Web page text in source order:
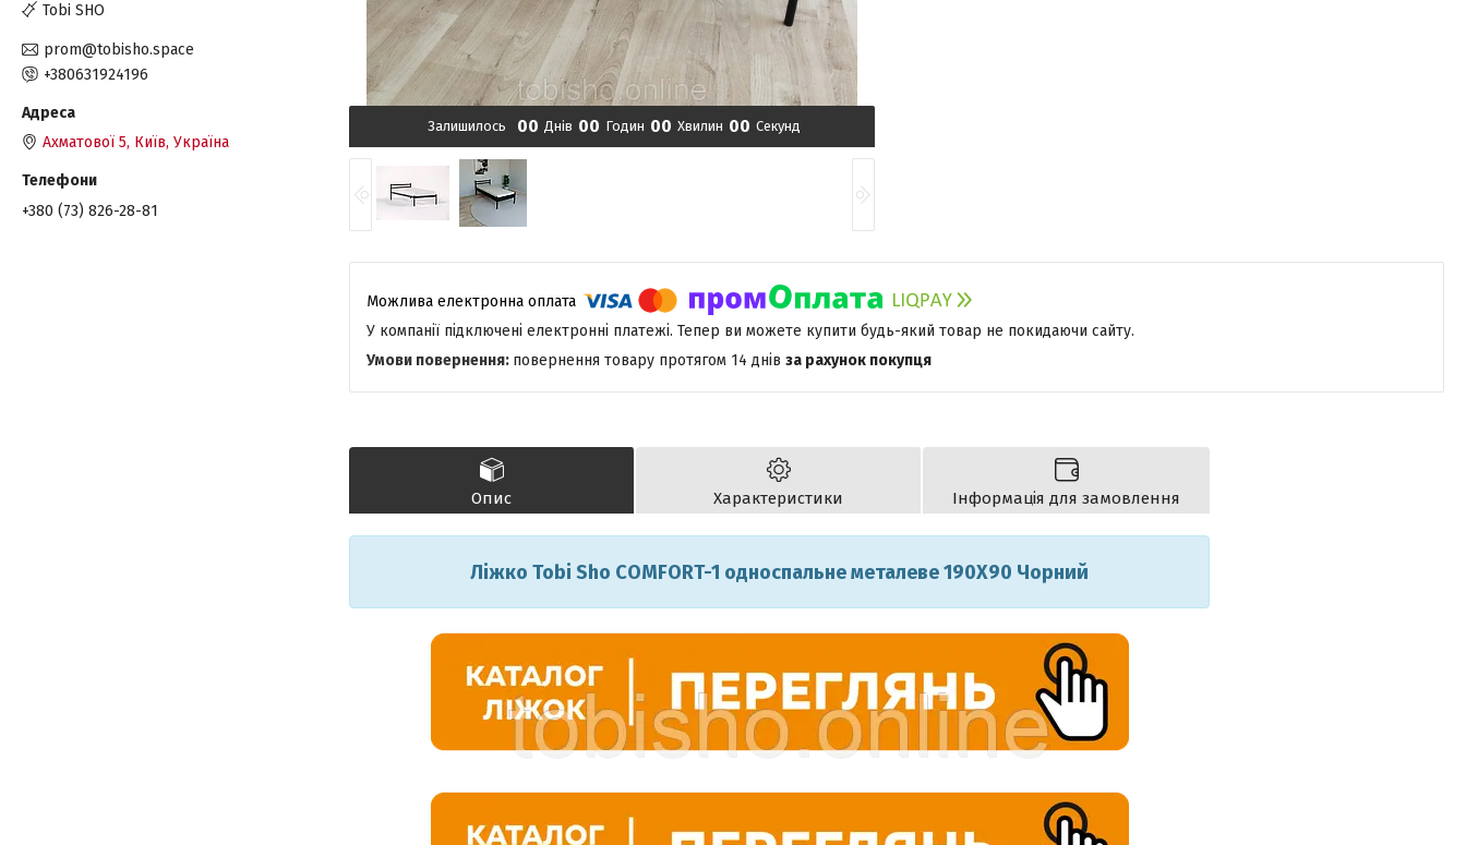
Залишилось 00 Днів 00 Годин 00 Хвилин 00 Секунд
У компанії підключені електронні платежі. Тепер ви можете купити будь-який товар не покидаючи сайту.
повернення товару протягом 14 днів за рахунок покупця
Опис Характеристики Інформація для замовлення
Ліжко Tobi Sho COMFORT-1 односпальне металеве 190X90 Чорний
Tobi SHO
prom@tobisho.space
+380631924196
Ахматової 5, Київ, Україна
+380 (73) 826-28-81